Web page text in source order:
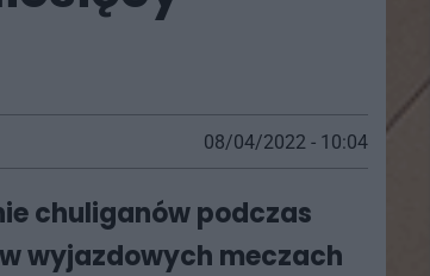
08/04/2022 - 10:04
chuliganów podczas
wyjazdowych meczach